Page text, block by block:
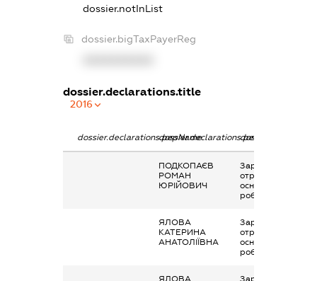
dossier.notInList
dossier.bigTaxPayerReg
dossier.declarations.title
2016
dossier.declarations.pepNamedossier.declarations.personName
ПОДКОПАЄВ
РОМАН
ЮРІЙОВИЧ
Заробітна плата
отримана за
основним місцем
роботи
ЯЛОВА
КАТЕРИНА
АНАТОЛІЇВНА
Заробітна плата
отримана за
основним місцем
роботи
ЯЛОВА
Заробітна плата